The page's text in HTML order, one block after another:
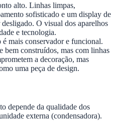
alto. Linhas limpas,
sofisticado e um display de
O visual dos aparelhos
e tecnologia.
mais conservador e funcional.
bem construídos, mas com linhas
a decoração, mas
uma peça de design.
depende da qualidade dos
externa (condensadora).